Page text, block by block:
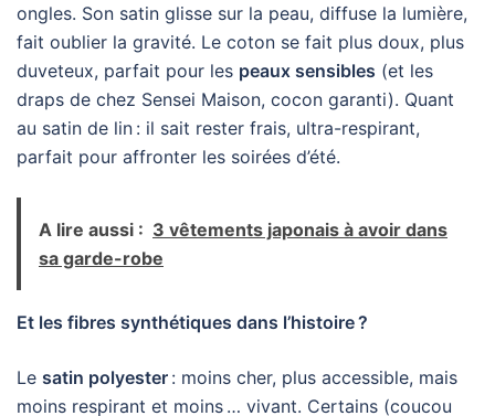
ongles. Son satin glisse sur la peau, diffuse la lumière,
fait oublier la gravité. Le coton se fait plus doux, plus
duveteux, parfait pour les peaux sensibles (et les
draps de chez Sensei Maison, cocon garanti). Quant
au satin de lin : il sait rester frais, ultra-respirant,
parfait pour affronter les soirées d’été.
A lire aussi : 3 vêtements japonais à avoir dans
sa garde-robe
Et les fibres synthétiques dans l’histoire ?
Le satin polyester : moins cher, plus accessible, mais
moins respirant et moins … vivant. Certains (coucou